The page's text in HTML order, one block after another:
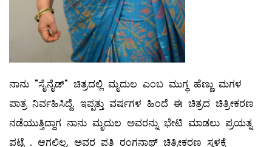
ನಾನು "ಸೈನೈಡ್" ಚಿತ್ರದಲ್ಲಿ ಮೃದುಲ ಎಂಬ ಮುಗ್ಧ ಹೆಣ್ಣು ಮಗಳ
ಪಾತ್ರ ನಿರ್ವಹಿಸಿದ್ದೆ. ಇಪ್ಪತ್ತು ವರ್ಷಗಳ ಹಿಂದೆ ಈ ಚಿತ್ರದ ಚಿತ್ರೀಕರಣ
ನಡೆಯುತ್ತಿದ್ದಾಗ ನಾನು ಮೃದುಲ ಅವರನ್ನು ಭೇಟಿ ಮಾಡಲು ಪ್ರಯತ್ನ
ಪಟ್ಟೆ . ಆಗಲಿಲ್ಲ. ಅವರ ಪತಿ ರಂಗನಾಥ್ ಚಿತ್ರೀಕರಣ ಸ್ಥಳಕ್ಕೆ